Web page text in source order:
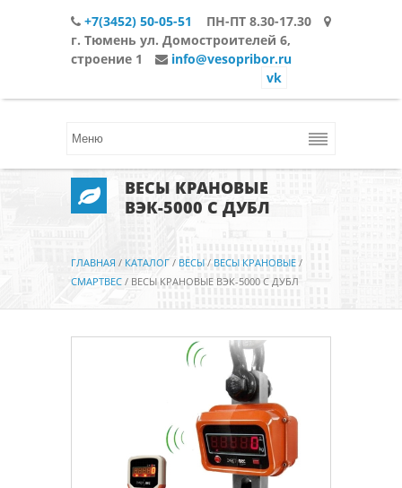
+7(3452) 50-05-51
ПН-ПТ 8.30-17.30
г. Тюмень ул. Домостроителей 6,
строение 1
info@vesopribor.ru
vk
ВЕСЫ КРАНОВЫЕ
ВЭК-5000 С ДУБЛ
ГЛАВНАЯ / КАТАЛОГ / ВЕСЫ / ВЕСЫ КРАНОВЫЕ /
СМАРТВЕС / ВЕСЫ КРАНОВЫЕ ВЭК-5000 С ДУБЛ